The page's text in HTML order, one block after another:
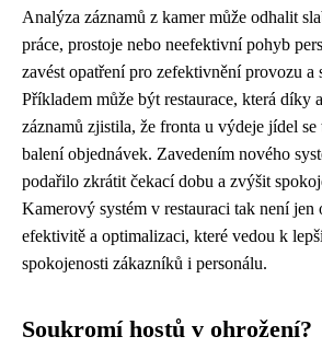
Analýza záznamů z kamer může odhalit
práce, prostoje nebo neefektivní pohyb
zavést opatření pro zefektivnění provozu a
Příkladem může být restaurace, která díky
záznamů zjistila, že fronta u výdeje jídel
balení objednávek. Zavedením nového
podařilo zkrátit čekací dobu a zvýšit
Kamerový systém v restauraci tak není jen
efektivitě a optimalizaci, které vedou k
spokojenosti zákazníků i personálu.
Soukromí hostů v ohrožení?